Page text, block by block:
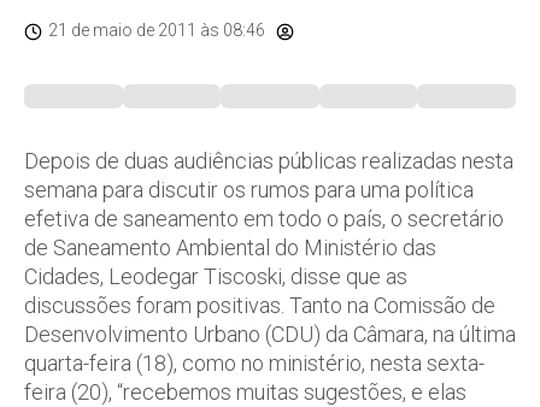
21 de maio de 2011 às 08:46
Depois de duas audiências públicas realizadas nesta
semana para discutir os rumos para uma política
efetiva de saneamento em todo o país, o secretário
de Saneamento Ambiental do Ministério das
Cidades, Leodegar Tiscoski, disse que as
discussões foram positivas. Tanto na Comissão de
Desenvolvimento Urbano (CDU) da Câmara, na última
quarta-feira (18), como no ministério, nesta sexta-
feira (20), “recebemos muitas sugestões, e elas